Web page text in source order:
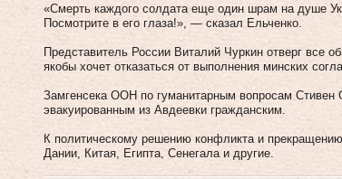
«Смерть каждого солдата еще один шрам на душе
Посмотрите в его глаза!», — сказал Ельченко.
Представитель России Виталий Чуркин отверг все
якобы хочет отказаться от выполнения минских
Замгенсека ООН по гуманитарным вопросам Стивен
эвакуированным из Авдеевки гражданским.
К политическому решению конфликта и
Дании, Китая, Египта, Сенегала и другие.